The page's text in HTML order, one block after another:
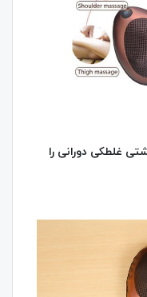
غلطکی دورانی را